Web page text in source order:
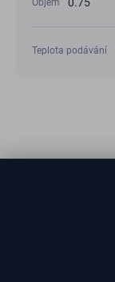
Teplota podávání